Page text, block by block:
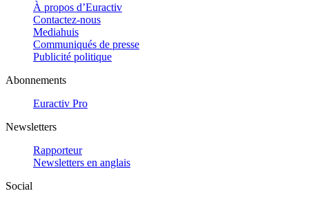
À propos d’Euractiv
Contactez-nous
Mediahuis
Communiqués de presse
Publicité politique
Abonnements
Euractiv Pro
Newsletters
Rapporteur
Newsletters en anglais
Social